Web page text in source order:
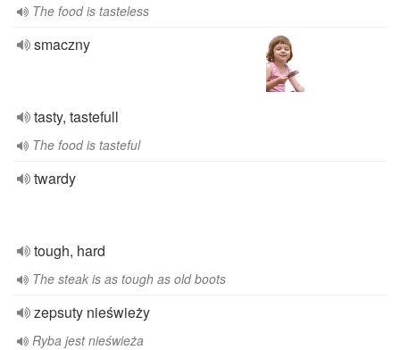
The food is tasteless
smaczny
tasty, tastefull
The food is tasteful
twardy
tough, hard
The steak is as tough as old boots
zepsuty nieświeży
Ryba jest nieświeża